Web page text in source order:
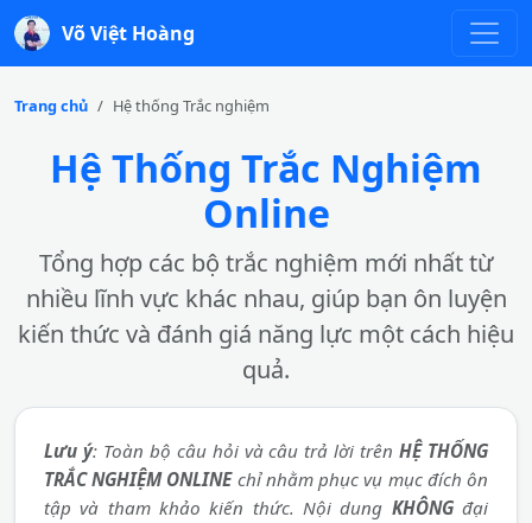
Võ Việt Hoàng
Trang chủ Hệ thống Trắc nghiệm
Hệ Thống Trắc Nghiệm
Online
Tổng hợp các bộ trắc nghiệm mới nhất từ
nhiều lĩnh vực khác nhau, giúp bạn ôn luyện
kiến thức và đánh giá năng lực một cách hiệu
quả.
Lưu ý: Toàn bộ câu hỏi và câu trả lời trênHỆ THỐNG
TRẮC NGHIỆM ONLINEchỉ nhằm phục vụ mục đích ôn
tập và tham khảo kiến thức. Nội dung KHÔNGđại